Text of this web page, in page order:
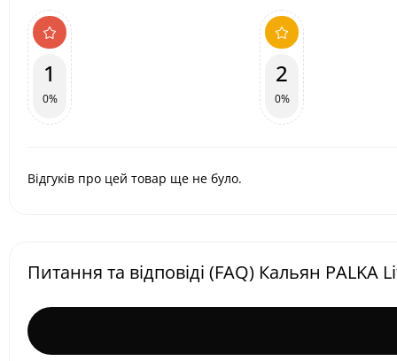
1
0%
2
0%
Відгуків про цей товар ще не було.
Питання та відповіді (FAQ) Кальян